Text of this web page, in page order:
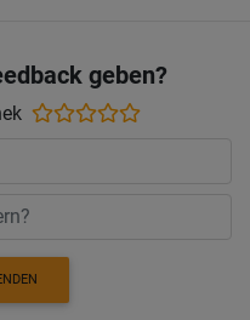
geben?